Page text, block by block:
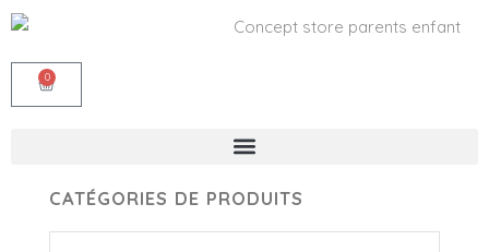
0
CATÉGORIES DE PRODUITS